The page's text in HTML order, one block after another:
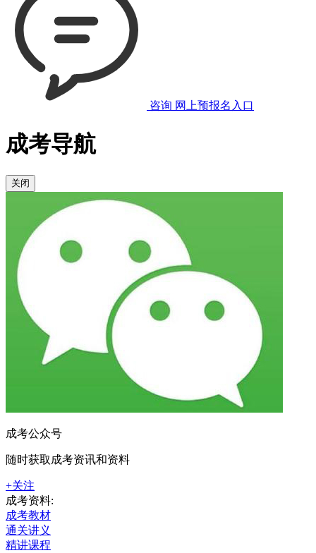
咨询 网上预报名入口
成考导航
关闭
成考公众号
随时获取成考资讯和资料
+关注
成考资料:
成考教材
通关讲义
精讲课程